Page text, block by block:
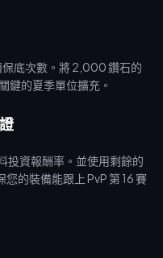
底次數。將 2,000 鑽石的
鍵的夏季單位擴充。
投資報酬率。並使用剩餘的
的裝備能跟上 PvP 第 16 賽